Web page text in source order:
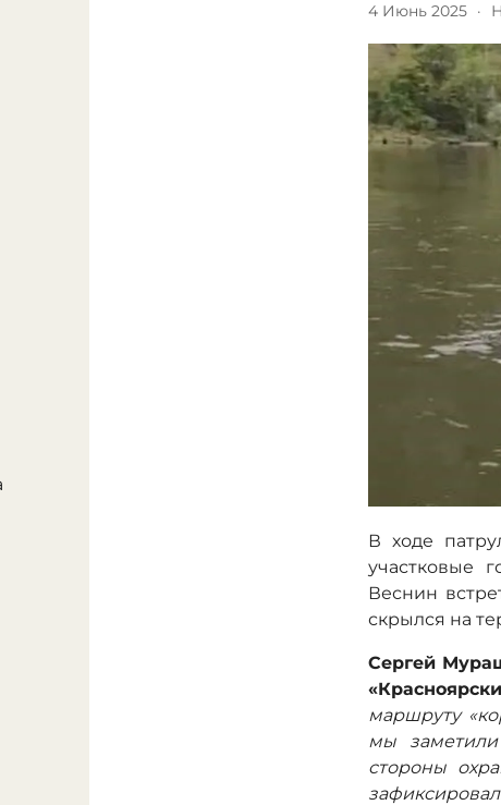
4 Июнь 2025 ·
В ходе
участковые
Веснин
скрылся на
Сергей
маршруту
мы
стороны